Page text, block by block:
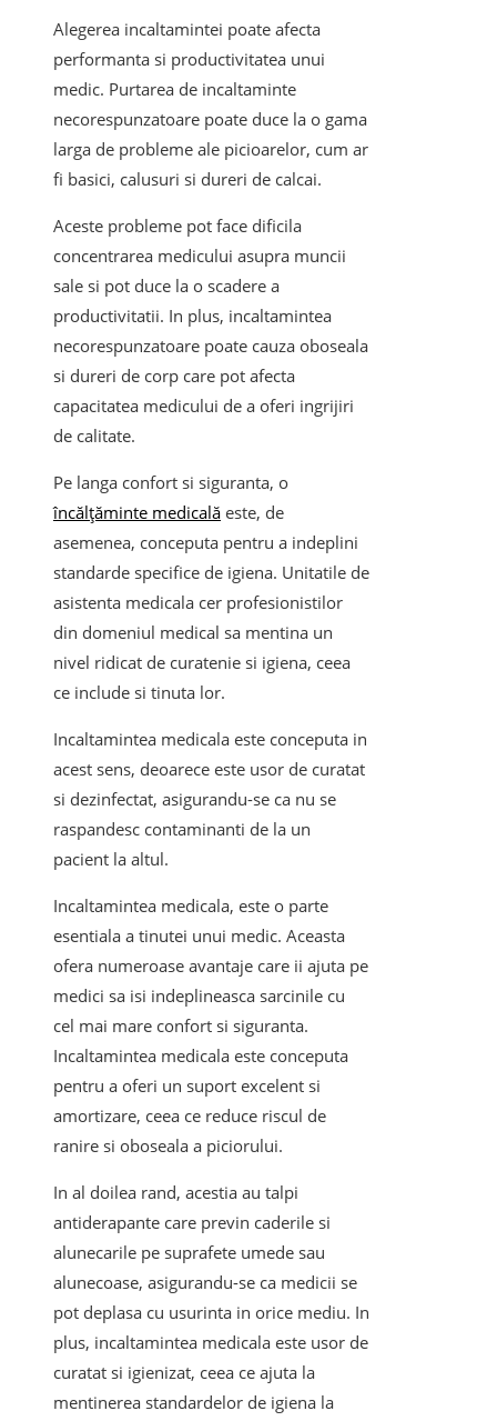
Alegerea incaltamintei poate afecta
performanta si productivitatea unui
medic. Purtarea de incaltaminte
necorespunzatoare poate duce la o gama
larga de probleme ale picioarelor, cum ar
fi basici, calusuri si dureri de calcai.
Aceste probleme pot face dificila
concentrarea medicului asupra muncii
sale si pot duce la o scadere a
productivitatii. In plus, incaltamintea
necorespunzatoare poate cauza oboseala
si dureri de corp care pot afecta
capacitatea medicului de a oferi ingrijiri
de calitate.
Pe langa confort si siguranta, o
încălțăminte medicală este, de
asemenea, conceputa pentru a indeplini
standarde specifice de igiena. Unitatile de
asistenta medicala cer profesionistilor
din domeniul medical sa mentina un
nivel ridicat de curatenie si igiena, ceea
ce include si tinuta lor.
Incaltamintea medicala este conceputa in
acest sens, deoarece este usor de curatat
si dezinfectat, asigurandu-se ca nu se
raspandesc contaminanti de la un
pacient la altul.
Incaltamintea medicala, este o parte
esentiala a tinutei unui medic. Aceasta
ofera numeroase avantaje care ii ajuta pe
medici sa isi indeplineasca sarcinile cu
cel mai mare confort si siguranta.
Incaltamintea medicala este conceputa
pentru a oferi un suport excelent si
amortizare, ceea ce reduce riscul de
ranire si oboseala a piciorului.
In al doilea rand, acestia au talpi
antiderapante care previn caderile si
alunecarile pe suprafete umede sau
alunecoase, asigurandu-se ca medicii se
pot deplasa cu usurinta in orice mediu. In
plus, incaltamintea medicala este usor de
curatat si igienizat, ceea ce ajuta la
mentinerea standardelor de igiena la